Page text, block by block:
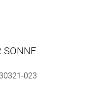
SONNE
023